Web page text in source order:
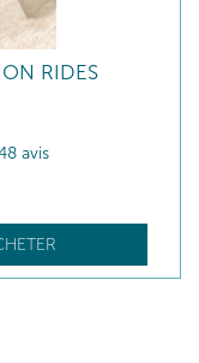
RIDES
avis